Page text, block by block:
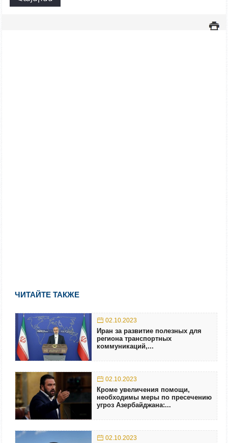
ЧИТАЙТЕ ТАКЖЕ
02.10.2023
Иран за развитие полезных для
региона транспортных
коммуникаций,...
02.10.2023
Кроме увеличения помощи,
необходимы меры по пресечению
угроз Азербайджана:...
02.10.2023